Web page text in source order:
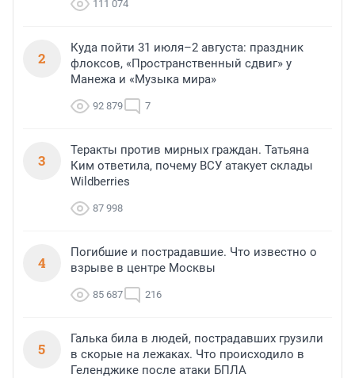
111 074
2
Куда пойти 31 июля–2 августа: праздник
флоксов, «Пространственный сдвиг» у
Манежа и «Музыка мира»
92 879 7
3
Теракты против мирных граждан. Татьяна
Ким ответила, почему ВСУ атакует склады
Wildberries
87 998
4
Погибшие и пострадавшие. Что известно о
взрыве в центре Москвы
85 687 216
5
Галька била в людей, пострадавших грузили
в скорые на лежаках. Что происходило в
Геленджике после атаки БПЛА